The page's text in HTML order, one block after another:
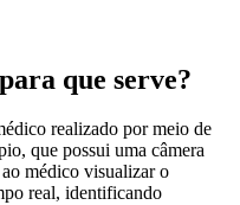
que serve?
realizado por meio de
que possui uma câmera
médico visualizar o
real, identificando